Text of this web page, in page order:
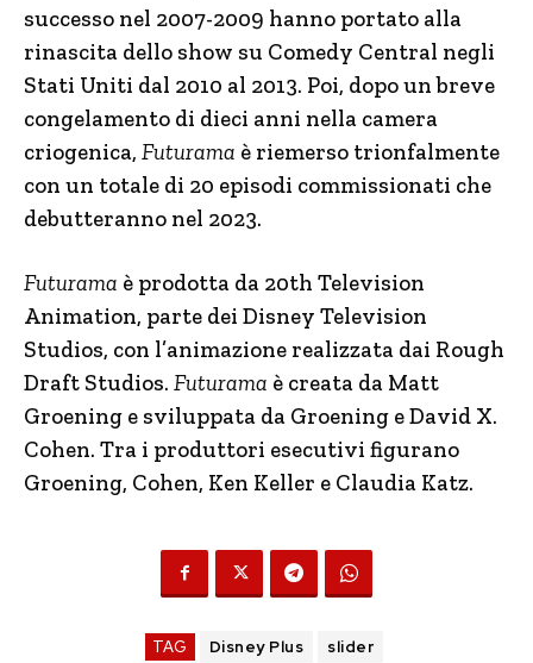
successo nel 2007-2009 hanno portato alla
rinascita dello show su Comedy Central negli
Stati Uniti dal 2010 al 2013. Poi, dopo un breve
congelamento di dieci anni nella camera
criogenica, Futurama è riemerso trionfalmente
con un totale di 20 episodi commissionati che
debutteranno nel 2023.
Futurama è prodotta da 20th Television
Animation, parte dei Disney Television
Studios, con l’animazione realizzata dai Rough
Draft Studios. Futurama è creata da Matt
Groening e sviluppata da Groening e David X.
Cohen. Tra i produttori esecutivi figurano
Groening, Cohen, Ken Keller e Claudia Katz.
TAG Disney Plus slider